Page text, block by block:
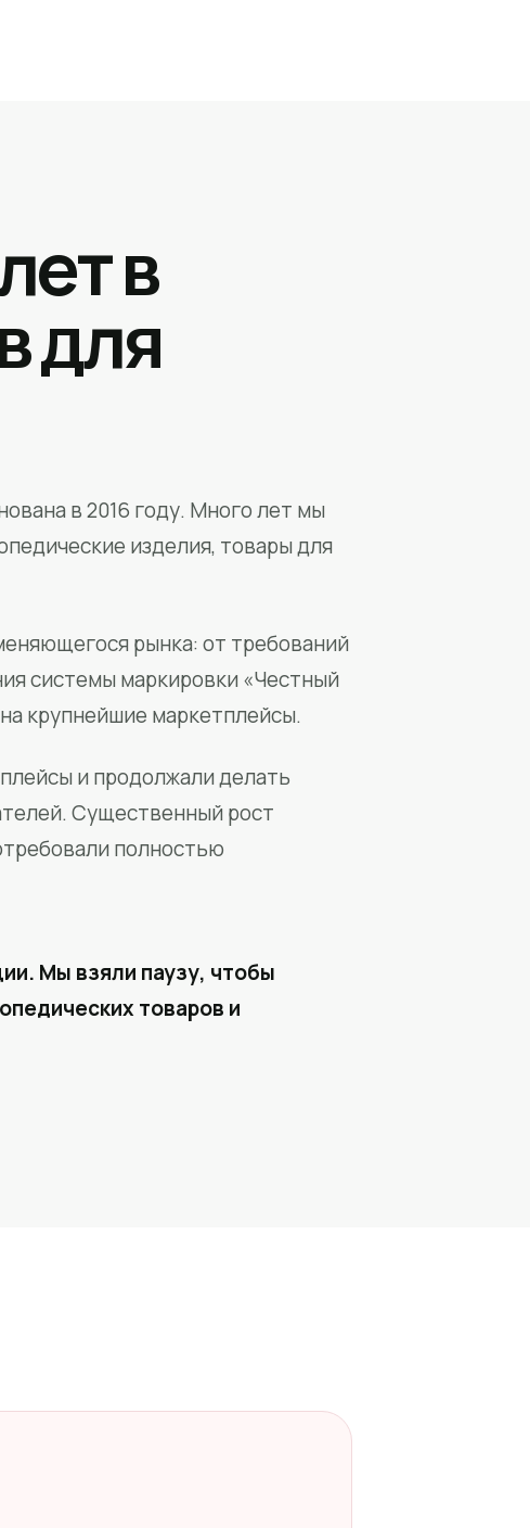
в
для
в 2016 году. Много лет мы
изделия, товары для
рынка: от требований
системы маркировки «Честный
крупнейшие маркетплейсы.
и продолжали делать
Существенный рост
полностью
Мы взяли паузу, чтобы
товаров и